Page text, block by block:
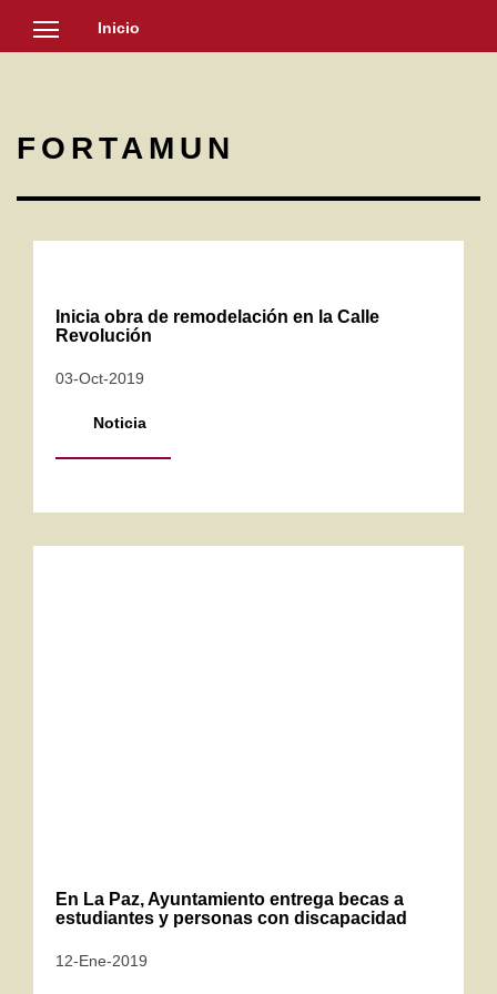
Inicio
SOCIEDAD
NOTICIAS
FORTAMUN
Inicia obra de remodelación en la Calle
Revolución
03-Oct-2019
Noticia
En La Paz, Ayuntamiento entrega becas a
estudiantes y personas con discapacidad
12-Ene-2019